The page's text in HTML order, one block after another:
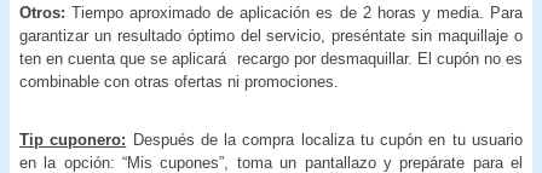
Otros: Tiempo aproximado de aplicación es de 2 horas y media. Para
garantizar un resultado óptimo del servicio, preséntate sin maquillaje o
ten en cuenta que se aplicará recargo por desmaquillar. El cupón no es
combinable con otras ofertas ni promociones.
Tip cuponero: Después de la compra localiza tu cupón en tu usuario
en la opción: “Mis cupones”, toma un pantallazo y prepárate para el